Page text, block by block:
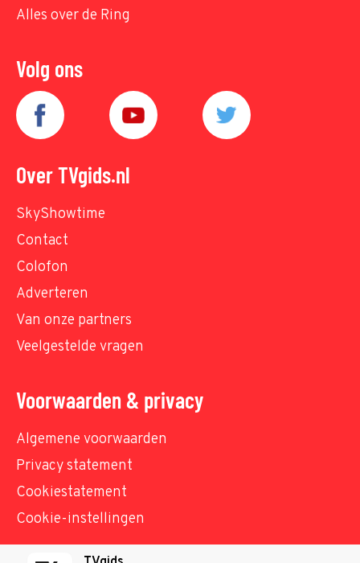
Alles over de Ring
Volg ons
Over TVgids.nl
SkyShowtime
Contact
Colofon
Adverteren
Van onze partners
Veelgestelde vragen
Voorwaarden & privacy
Algemene voorwaarden
Privacy statement
Cookiestatement
Cookie-instellingen